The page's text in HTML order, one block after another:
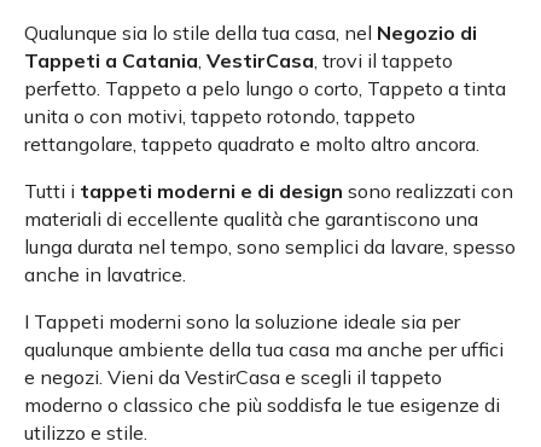
Qualunque sia lo stile della tua casa, nel Negozio di
Tappeti a Catania VestirCasa , trovi il tappeto
perfetto. Tappeto a pelo lungo o corto, Tappeto a tinta
unita o con motivi, tappeto rotondo, tappeto
rettangolare, tappeto quadrato e molto altro ancora.
Tutti i tappeti moderni e di design sono realizzati con
materiali di eccellente qualità che garantiscono una
lunga durata nel tempo, sono semplici da lavare, spesso
anche in lavatrice.
I Tappeti moderni sono la soluzione ideale sia per
qualunque ambiente della tua casa ma anche per uffici
e negozi. Vieni da VestirCasa e scegli il tappeto
moderno o classico che più soddisfa le tue esigenze di
utilizzo e stile.